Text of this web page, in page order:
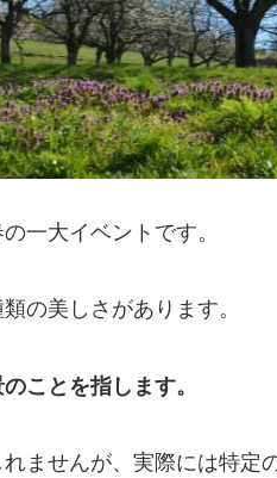
一大イベントです。
の美しさがあります。
ことを指します。
ませんが、実際には特定